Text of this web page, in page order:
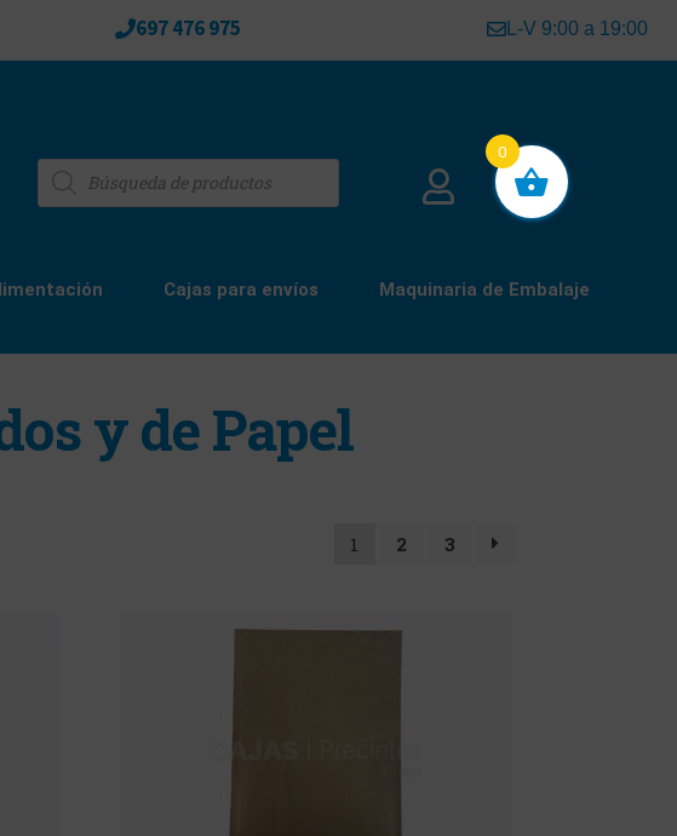
697 476 975 L-V 9:00 a 19:00
Cajas para envíos Maquinaria de Embalaje
y de Papel
1 2 3
0